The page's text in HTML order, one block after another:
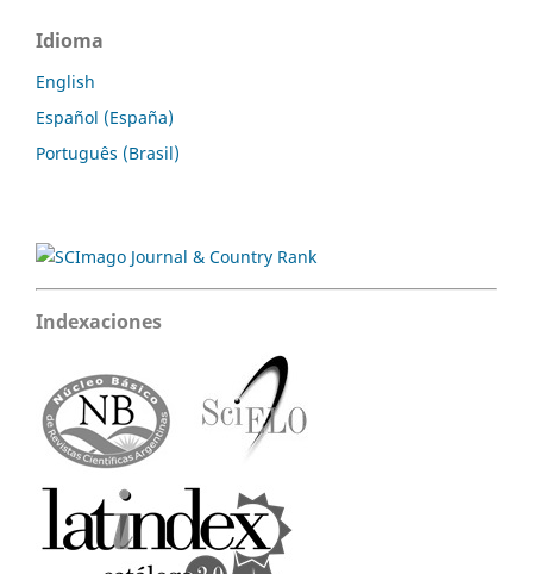
Idioma
English
Español (España)
Português (Brasil)
Indexaciones